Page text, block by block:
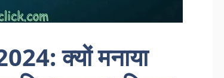
क्यों मनाया